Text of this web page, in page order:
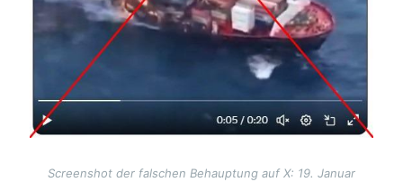
Screenshot der falschen Behauptung auf X: 19. Januar